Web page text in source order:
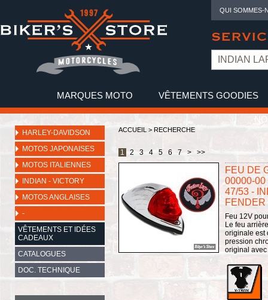
QUI SOMMES-
MARQUES MOTO VÊTEMENTS GOODIES
HARLEY-DAVIDSON
MOTOS JAPONAISES
MOTOS ITALIENNES
INDIAN - VICTORY
MOTOS ANGLAISES
-
VÊTEMENTS ET IDÉES
CADEAUX
CATALOGUES
DOC. TECHNIQUE
ACCUEIL > RECHERCHE
1 2 3 4 5 6 7 > >>
FEU DE
00000-00
47/53 -
FENDER
Feu 12V
Le feu
originale est
pression
original